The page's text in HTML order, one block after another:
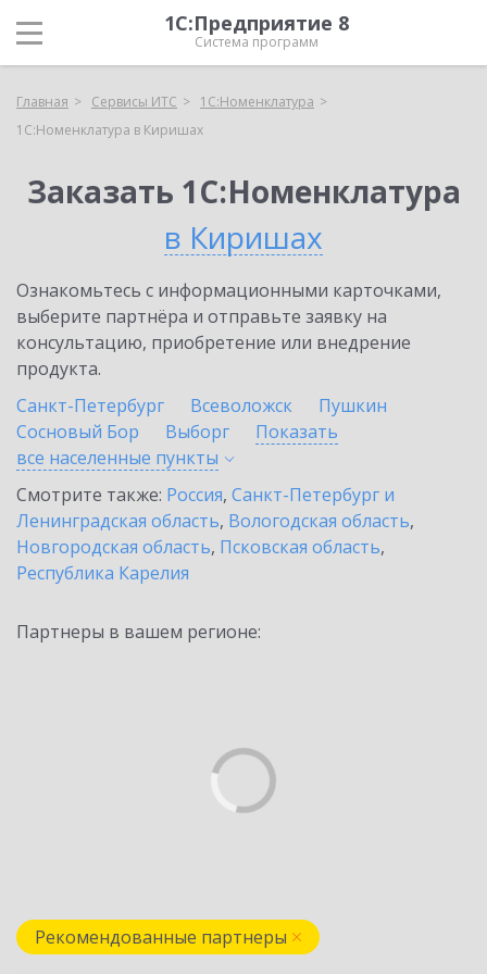
1С:Предприятие 8
Система программ
Главная Сервисы ИТС
1С:Номенклатура
1С:Номенклатура в Киришах
Заказать 1С:Номенклатура
в Киришах
Ознакомьтесь с информационными карточками,
выберите партнёра и отправьте заявку на
консультацию, приобретение или внедрение
продукта.
Санкт-Петербург
Всеволожск
Пушкин
Сосновый Бор
Выборг
Показать
все населенные пункты
Смотрите также: Россия, Санкт-Петербург и
Ленинградская область, Вологодская область,
Новгородская область, Псковская область,
Республика Карелия
Партнеры в вашем регионе:
Рекомендованные партнеры